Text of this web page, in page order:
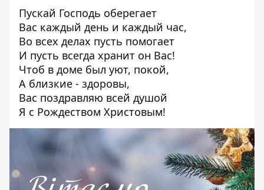
Пускай Господь оберегает
Вас каждый день и каждый час,
Во всех делах пусть помогает
И пусть всегда хранит он Вас!
Чтоб в доме был уют, покой,
А близкие - здоровы,
Вас поздравляю всей душой
Я с Рождеством Христовым!